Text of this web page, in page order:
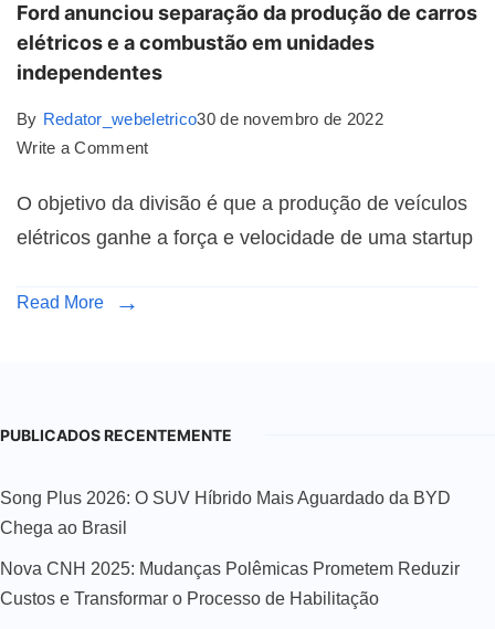
Ford anunciou separação da produção de carros
elétricos e a combustão em unidades
independentes
By Redator_webeletrico30 de novembro de 2022
Write a Comment
O objetivo da divisão é que a produção de veículos
elétricos ganhe a força e velocidade de uma startup
Read More
PUBLICADOS RECENTEMENTE
Song Plus 2026: O SUV Híbrido Mais Aguardado da BYD
Chega ao Brasil
Nova CNH 2025: Mudanças Polêmicas Prometem Reduzir
Custos e Transformar o Processo de Habilitação